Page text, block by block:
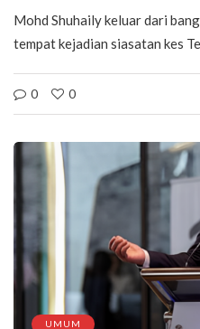
Mohd Shuhaily keluar dari
tempat kejadian siasatan kes
0 0
UMUM